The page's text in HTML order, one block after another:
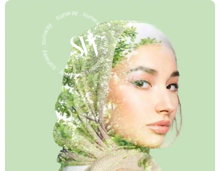
sunway . sunway . sunway . sunway . sunway . sunway . sunway